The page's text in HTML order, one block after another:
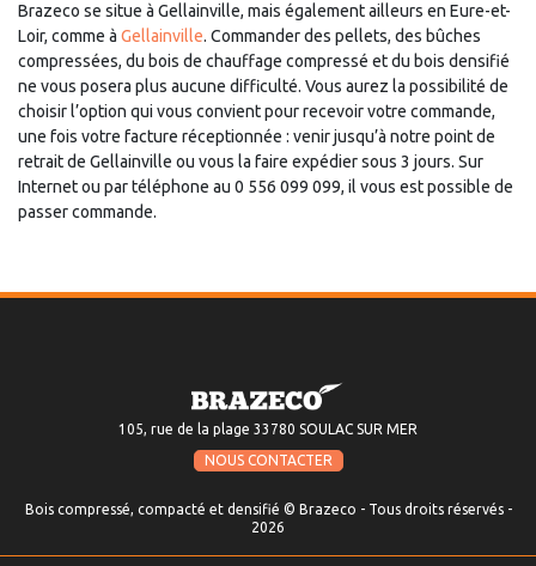
Brazeco se situe à Gellainville, mais également ailleurs en Eure-et-
Loir, comme à Gellainville. Commander des pellets, des bûches
compressées, du bois de chauffage compressé et du bois densifié
ne vous posera plus aucune difficulté. Vous aurez la possibilité de
choisir l’option qui vous convient pour recevoir votre commande,
une fois votre facture réceptionnée : venir jusqu’à notre point de
retrait de Gellainville ou vous la faire expédier sous 3 jours. Sur
Internet ou par téléphone au 0 556 099 099, il vous est possible de
passer commande.
105, rue de la plage 33780 SOULAC SUR MER
NOUS CONTACTER
Bois compressé, compacté et densifié © Brazeco - Tous droits réservés -
2026